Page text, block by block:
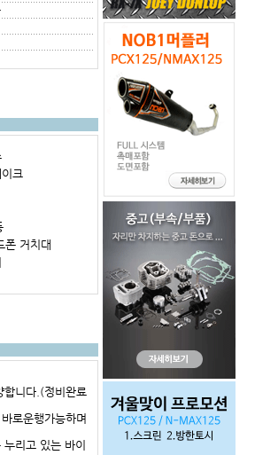
크
폰 거치대
니다.(정비완료
로운행가능하며
리고 있는 바이